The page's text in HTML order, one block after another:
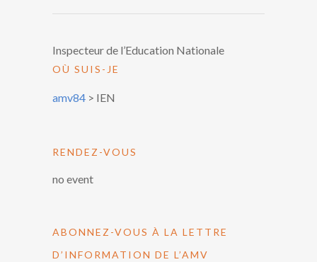
Inspecteur de l’Education Nationale
OÙ SUIS-JE
amv84 > IEN
RENDEZ-VOUS
no event
ABONNEZ-VOUS À LA LETTRE
D’INFORMATION DE L’AMV